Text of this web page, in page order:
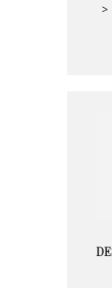
>